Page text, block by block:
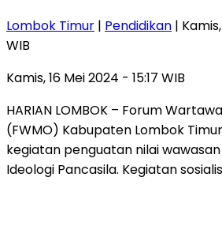
Lombok Timur | Pendidikan |
WIB
Kamis, 16 Mei 2024 - 15:17 WIB
HARIAN LOMBOK – Forum
(FWMO) Kabupaten Lombok
kegiatan penguatan nilai
Ideologi Pancasila. Kegiatan